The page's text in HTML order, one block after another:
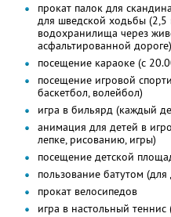
прокат палок для
для шведской ходьбы (2,5
водохранилища через
асфальтированной дороге)
посещение караоке (с
посещение игровой
баскетбол, волейбол)
игра в бильярд (каждый
анимация для детей в
лепке, рисованию, игры)
посещение детской
пользование батутом
прокат велосипедов
игра в настольный теннис